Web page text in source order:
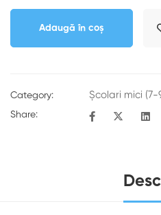
Adaugă în coș
Category: Școlari mici (7-
Share: